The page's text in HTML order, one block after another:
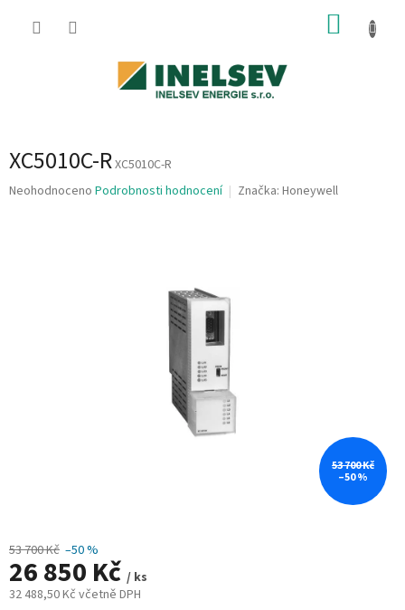
XC5010C-RXC5010C-R
Průměrné
Neohodnoceno Podrobnosti hodnocení Značka: Honeywell
53 700 Kč
–50 %
53 700 Kč –50 %
26 850 Kč / ks
32 488,50 Kč včetně DPH